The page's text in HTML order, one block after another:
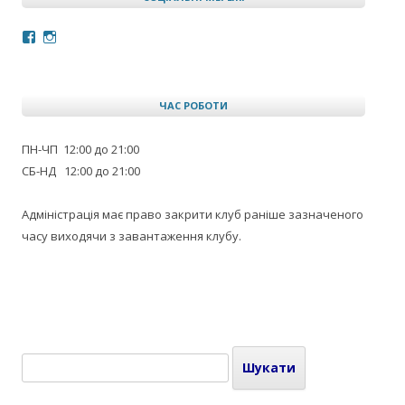
Facebook
Instagram
ЧАС РОБОТИ
ПН-ЧП 12:00 до 21:00
СБ-НД 12:00 до 21:00
Адміністрація має право закрити клуб раніше зазначеного
часу виходячи з завантаження клубу.
Пошук: